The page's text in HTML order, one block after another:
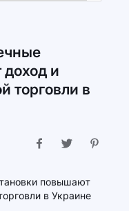
и
торговли в